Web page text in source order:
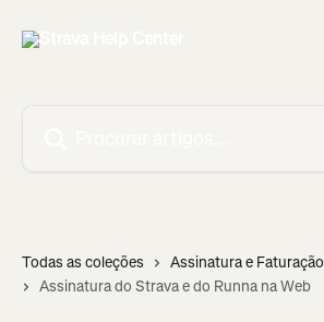
Todas as coleções Assinatura e Faturação
Assinatura do Strava e do Runna na Web